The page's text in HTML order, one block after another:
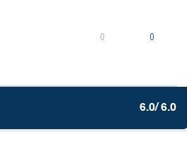
0 0
6.0/ 6.0